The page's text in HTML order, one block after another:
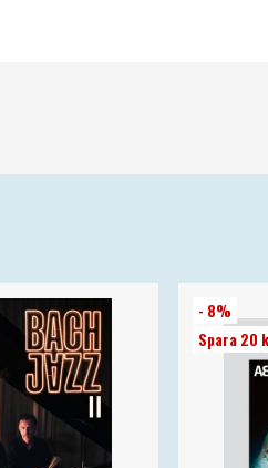
- 8%
Spara 20